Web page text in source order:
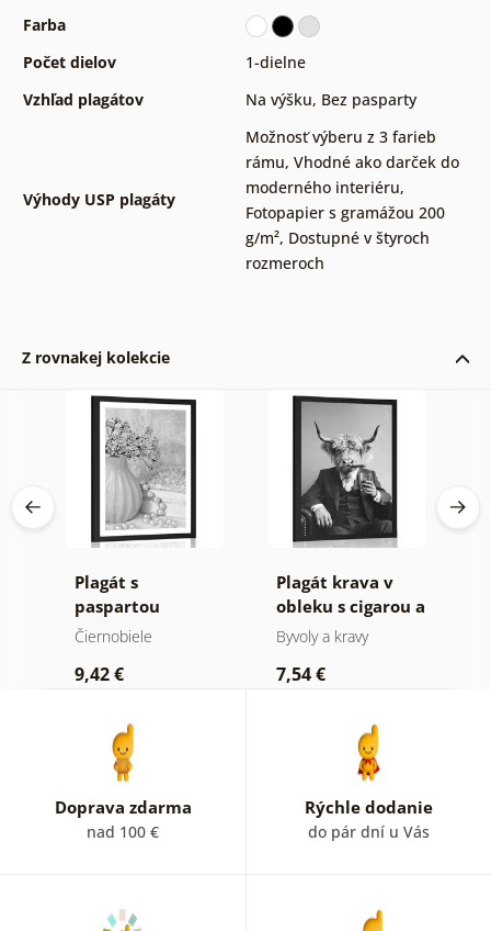
Farba
Počet dielov
1-dielne
Vzhľad plagátov
Na výšku, Bez pasparty
Výhody USP plagáty
Možnosť výberu z 3 farieb
rámu, Vhodné ako darček do
moderného interiéru,
Fotopapier s gramážou 200
g/m², Dostupné v štyroch
rozmeroch
Z rovnakej kolekcie
Plagát s
paspartou
luxusné zátišie v
prevedení
Čiernobiele
9,42 €
Plagát krava v
obleku s cigarou a
whiskey
Byvoly a kravy
7,54 €
Doprava zdarma
nad 100 €
Rýchle dodanie
do pár dní u Vás